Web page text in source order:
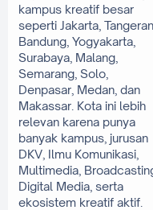
kampus kreatif besar
seperti Jakarta,
Bandung, Yogyakarta,
Surabaya, Malang,
Semarang, Solo,
Denpasar, Medan, dan
Makassar. Kota ini lebih
relevan karena punya
banyak kampus, jurusan
DKV, Ilmu Komunikasi,
Multimedia,
Digital Media, serta
ekosistem kreatif aktif.